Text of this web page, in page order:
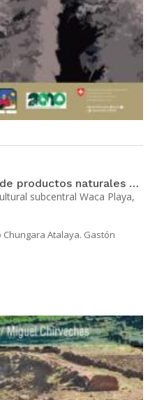
Manual de elaboración de productos naturales para la fertilidad de suelos y control de plagas y enfermedades
subcentral Waca Playa,
Chungara Atalaya. Gastón